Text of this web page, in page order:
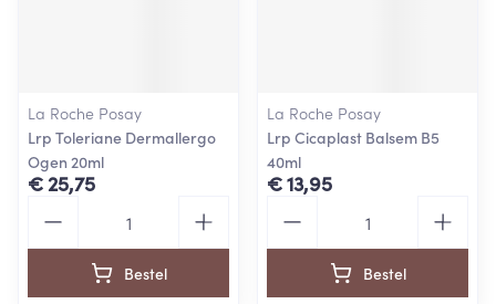
La Roche Posay
Lrp Toleriane Dermallergo
Ogen 20ml
€ 25,75
Bestel
La Roche Posay
Lrp Cicaplast Balsem B5
40ml
€ 13,95
Bestel